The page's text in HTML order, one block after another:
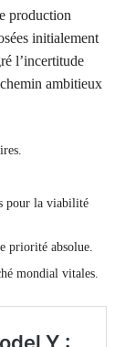
production
initialement
l’incertitude
ambitieux
pour la viabilité
priorité absolue.
mondial vitales.